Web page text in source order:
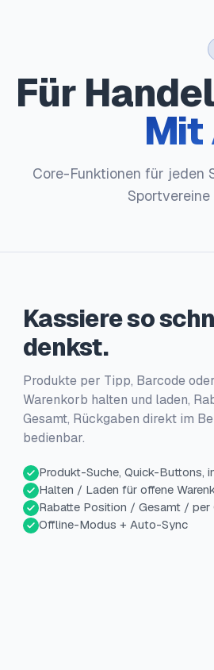
Für
Mit
Core-Funktionen für jeden
Kassiere so
denkst.
Produkte per Tipp, Barcode
Warenkorb halten und laden,
Gesamt, Rückgaben direkt im
bedienbar.
Produkt-Suche, Quick-Buttons,
Halten / Laden für offene
Rabatte Position / Gesamt / per
Offline-Modus + Auto-Sync